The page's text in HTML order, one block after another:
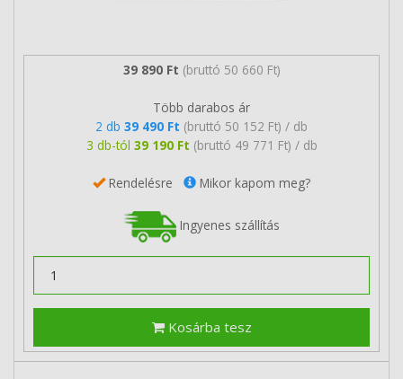
39 890 Ft (bruttó 50 660 Ft)
Több darabos ár
2 db 39 490 Ft (bruttó 50 152 Ft) / db
3 db-tól 39 190 Ft (bruttó 49 771 Ft) / db
Rendelésre Mikor kapom meg?
Ingyenes szállítás
Kosárba tesz